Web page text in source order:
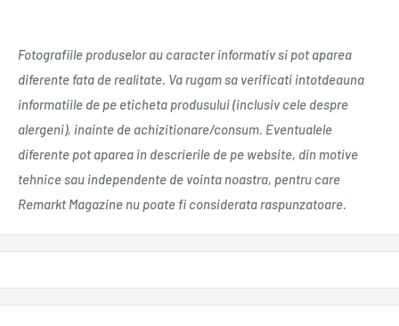
Fotografiile produselor au caracter informativ si pot aparea
diferente fata de realitate. Va rugam sa verificati intotdeauna
informatiile de pe eticheta produsului (inclusiv cele despre
alergeni), inainte de achizitionare/consum. Eventualele
diferente pot aparea in descrierile de pe website, din motive
tehnice sau independente de vointa noastra, pentru care
Remarkt Magazine nu poate fi considerata raspunzatoare.